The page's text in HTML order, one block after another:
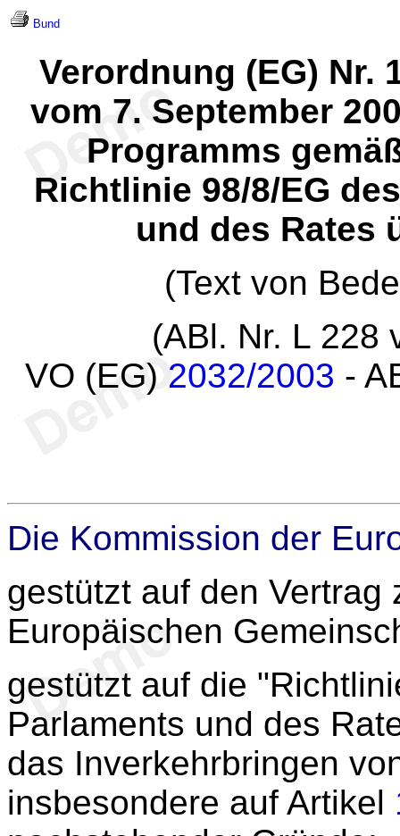
Bund
Verordnung (EG) Nr.
vom 7. September
Programms
Richtlinie 98/8/EG
und des Rates
(Text von
(ABl. Nr. L 228
VO (EG) 2032/2003 -
Die Kommission der
gestützt auf den Vertrag
Europäischen
gestützt auf die
Parlaments und des
das Inverkehrbringen
insbesondere auf Artikel